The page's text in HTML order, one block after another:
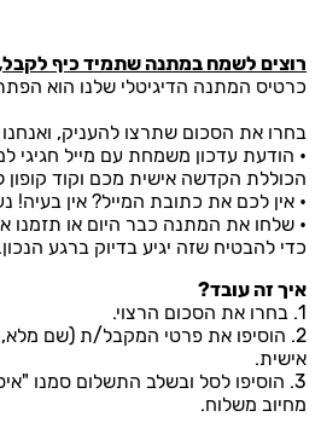
רוצים לשמח במתנה שתמיד כיף
כרטיס המתנה הדיגיטלי שלנו הוא
בחרו את הסכום שתרצו להעניק,
• הודעת עדכון משמחת עם מייל חגיגי
הכוללת הקדשה אישית מכם וקוד קופון
• אין לכם את כתובת המייל? אין בעיה!
• שלחו את המתנה כבר היום או תזמנו
כדי להבטיח שזה יגיע בדיוק ברגע הנכון.
איך זה עובד?
1. בחרו את הסכום הרצוי.
2. הוסיפו את פרטי המקבל/ת (שם מלא,
אישית.
3. הוסיפו לסל ובשלב התשלום סמנו
מחיוב משלוח.